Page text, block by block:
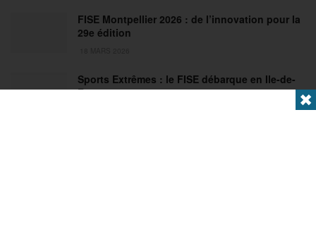
FISE Montpellier 2026 : de l’innovation pour la
29e édition
Sports Extrêmes : le FISE débarque en Ile-de-
France !
✖